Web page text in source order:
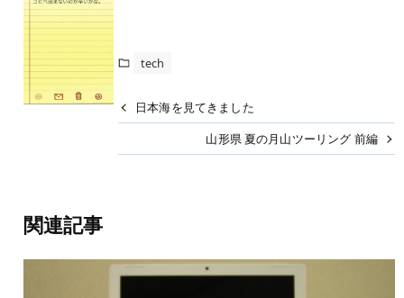
tech
日本海を見てきました
山形県 夏の月山ツーリング 前編
関連記事